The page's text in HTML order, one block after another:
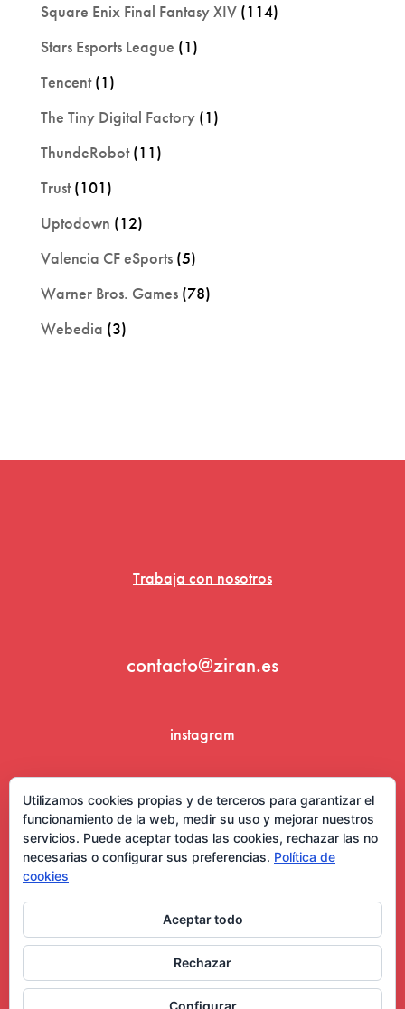
Square Enix Final Fantasy XIV(114)
Stars Esports League (1)
Tencent(1)
The Tiny Digital Factory(1)
ThundeRobot(11)
Trust(101)
Uptodown (12)
Valencia CF eSports(5)
Warner Bros. Games(78)
Webedia (3)
Trabaja con nosotros
contacto@ziran.es
instagram
Aviso Legal y Condiciones de Uso
Utilizamos cookies propias y de terceros para garantizar el
funcionamiento de la web, medir su uso y mejorar nuestros
servicios. Puede aceptar todas las cookies, rechazar las no
necesarias o configurar sus preferencias. Política de
cookies
Aceptar todo
Rechazar
Configurar